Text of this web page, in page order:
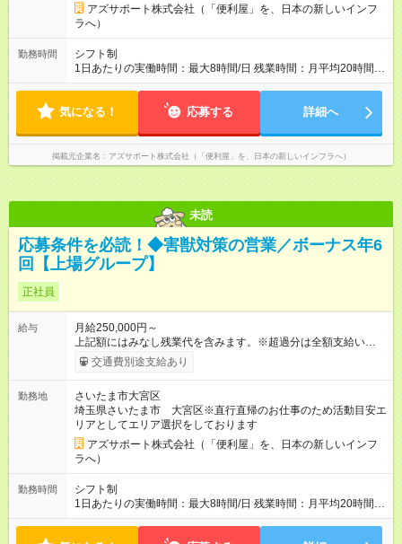
とはほぼありません。 ＜ボーナス5回がどう支払われるか＞ 1月
～3月：月給のみ 4月～11月：月給＋ボーナスA 12月：月給＋ボ
ーナスA＋ボーナスB --------------------------------- 昇給：あり ※年
1回評価に基づく 手当：あり 全額100%支給 ・交通費（通勤
費） ・業務における活動費 ・超過勤務手当 【注意】 貸与する
かる場合、各自での負担となります 【試用期間】試用期間あり
試用期間の長さ：4ヶ月 ※ 雇用形態と給与に、本採用時と異なる
部分があります。 雇用形態：中途採用（契約社員） 給与：本採
用時と同じです。 試用期間中は嘱託社員契約となります。嘱託
社員契約中の給与・待遇・福利厚生は正社員のものと同じで
す。99％の方が試用期間後に正社員に移行しております。
アズサポート株式会社（「便利屋」を、日本の新しいインフ
ラへ）
勤務時間
シフト制
1日あたりの実働時間：最大8時間/日 残業時間：月平均20時間程
度 ※閑散月10時間ほど、繁忙期40時間ほど 【注意】 直行直帰の
によっては出勤・退勤時間が変動する場合がございます 例）
時代
気になる！ 応募する 詳細へ
掲載元企業名 アズサポート株式会社（「便利屋」を、日本の新しいインフラへ）
未読
応募条件を必読！◆害獣対策の営業／ボーナス年6
回【上場グループ】
正社員
給与
月給250,000円～
上記額にはみなし残業代を含みます。※超過分は全額支給いたし
ます。 みなし残業代 73,808円／月 みなし残業時間 45時間／月
＜ボーナス＞ 合計で「年6回」お渡し └3ヶ月ごと（年4回）→A
万/年程度で動きます（一番高い方ですと400万超え） ※ボー
ナス合計が極端に150万を切る等ということはありません ＜年
収イメージ＞ (1)各月のボーナス支払い 1月～3月：月給のみ 4
月、7月、10月：月給＋ボーナスA 6月、12月：月給＋ボーナス
B (2)経験年数に伴う年収推移 入社1年目：470万（3割）～520
万円以上（6割）～高い方（1割）600万超え 3年目： 7割の社員
が年収600万円以上 --------------------------------- 昇給：あり ※年1
回評価に基づく 手当：あり 全額100%支給 ・交通費（通勤
社用車は、社員各自が保管していただきます 駐車場代が仮にか
交通費別途支給あり
勤務地
さいたま市大宮区
埼玉県さいたま市 大宮区※直行直帰のお仕事のため活動目安エ
リアとしてエリア選択をしております
アズサポート株式会社（「便利屋」を、日本の新しいインフ
ラへ）
勤務時間
シフト制
1日あたりの実働時間：最大8時間/日 残業時間：月平均20時間程
度 ※閑散月10時間ほど、繁忙期40時間ほど 【注意】 直行直帰の